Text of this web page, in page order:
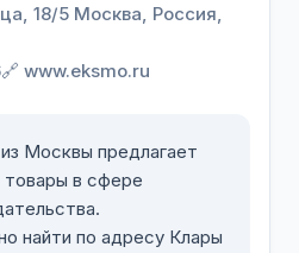
18/5 Москва, Россия,
🔗 www.eksmo.ru
Москвы предлагает
товары в сфере
найти по адресу Клары